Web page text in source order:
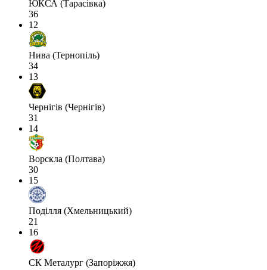
ЮКСА (Тарасівка)
36
12
Нива (Тернопіль)
34
13
Чернігів (Чернігів)
31
14
Ворскла (Полтава)
30
15
Поділля (Хмельницький)
21
16
СК Металург (Запоріжжя)